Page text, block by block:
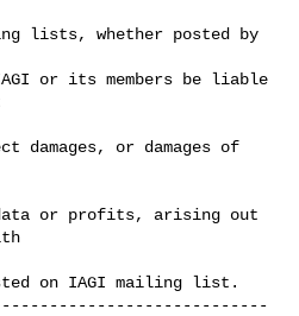
lists, whether posted by
or its members be liable
or damages of
or profits, arising out
on IAGI mailing list.